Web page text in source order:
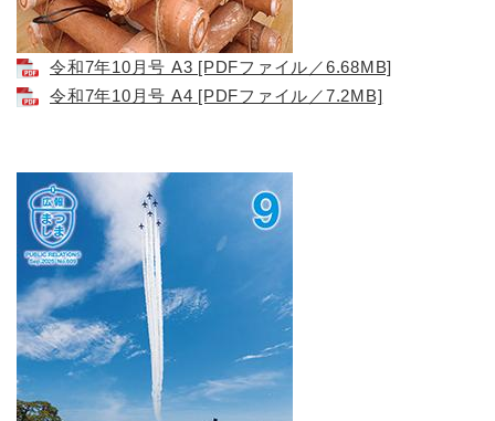
令和7年10月号 A3 [PDFファイル／6.68MB]
令和7年10月号 A4 [PDFファイル／7.2MB]